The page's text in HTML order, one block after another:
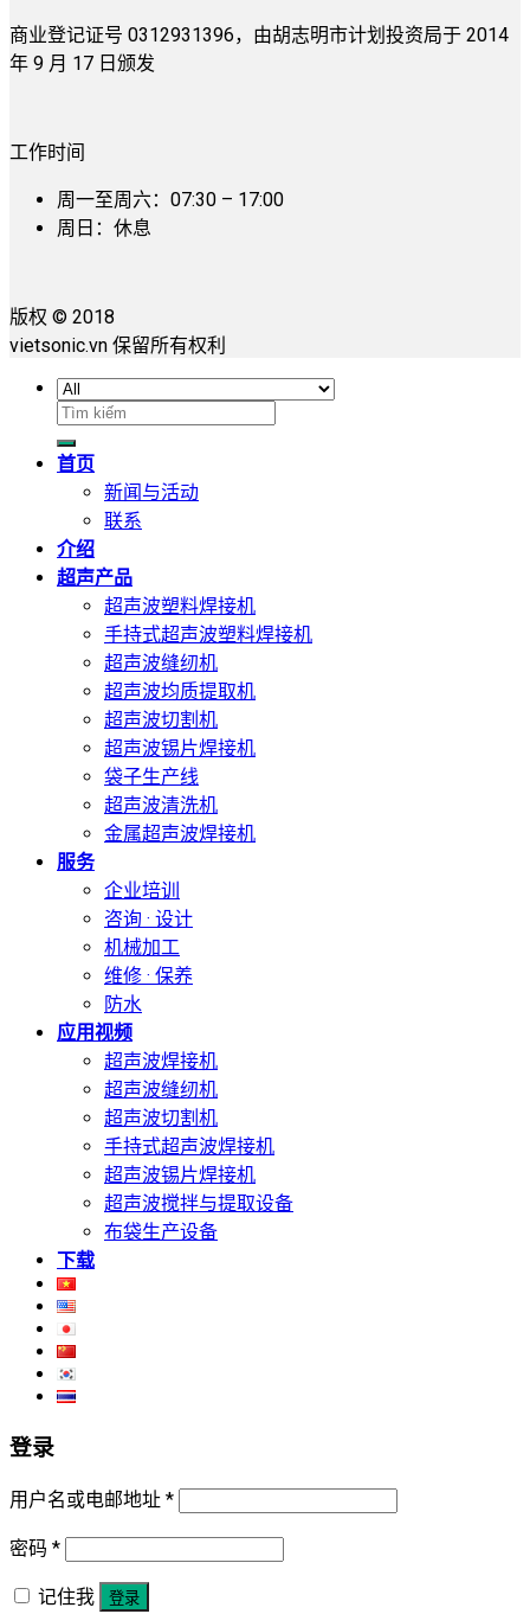
商业登记证号 0312931396，由胡志明市计划投资局于 2014
年 9 月 17 日颁发
工作时间
周一至周六：07:30 – 17:00
周日：休息
版权 © 2018
vietsonic.vn 保留所有权利
搜
索：
首页
新闻与活动
联系
介绍
超声产品
超声波塑料焊接机
手持式超声波塑料焊接机
超声波缝纫机
超声波均质提取机
超声波切割机
超声波锡片焊接机
袋子生产线
超声波清洗机
金属超声波焊接机
服务
企业培训
咨询 · 设计
机械加工
维修 · 保养
防水
应用视频
超声波焊接机
超声波缝纫机
超声波切割机
手持式超声波焊接机
超声波锡片焊接机
超声波搅拌与提取设备
布袋生产设备
下载
登录
用户名或电邮地址 *
密码 *
记住我 登录